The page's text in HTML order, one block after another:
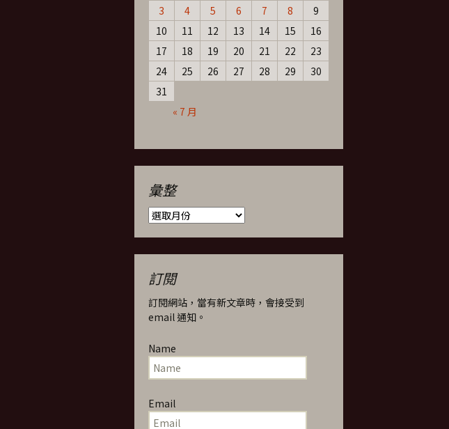
3
4 5 6 7 8
9
10
11 12 13 14 15
16
17
18 19 20 21 22
23
24
25 26 27 28 29
30
31
« 7 月
彙整
彙
整
訂閱
訂閱網站，當有新文章時，會接受到
email 通知。
Name
Email